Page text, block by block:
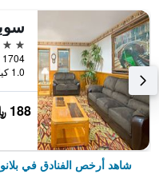
2 نجمتين
1.0 كيلومتر عن وسط المدينة
188 ﷼
شاهد أرخص الفنادق في بلانو